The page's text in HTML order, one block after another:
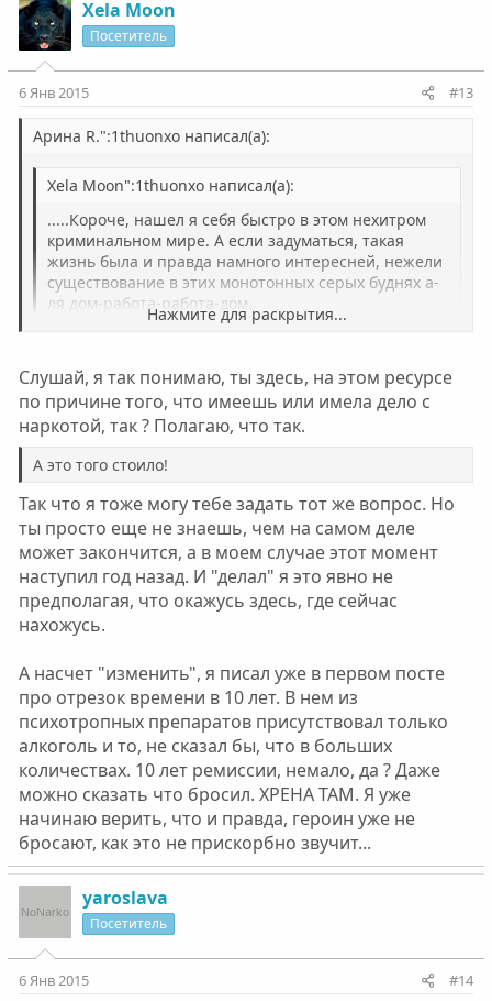
Xela Moon
Посетитель
6 Янв 2015 #13
Арина R.":1thuonxo написал(а):
Xela Moon":1thuonxo написал(а):
.....Короче, нашел я себя быстро в этом нехитром
криминальном мире. А если задуматься, такая
жизнь была и правда намного интересней, нежели
существование в этих монотонных серых буднях а-
ля дом-работа-работа-дом.
монотонности нет. Разве только встать сесть, гулять,
спать, есть по расписанию. Ну, в туалет то, наверное,
по желанию! А это того стоило!
деле мои действия имели совсем другую
подоплеку…Не знаю, да и п....., уже все-равно
ничего не изменить – я, видимо, сделал свой
выбор.
А вот это больше похоже на правду.
На счёт "изменить" тебе виднее.
Нажмите для раскрытия...
Слушай, я так понимаю, ты здесь, на этом ресурсе
по причине того, что имеешь или имела дело с
наркотой, так ? Полагаю, что так.
А это того стоило!
Так что я тоже могу тебе задать тот же вопрос. Но
ты просто еще не знаешь, чем на самом деле
может закончится, а в моем случае этот момент
наступил год назад. И "делал" я это явно не
предполагая, что окажусь здесь, где сейчас
нахожусь.
А насчет "изменить", я писал уже в первом посте
про отрезок времени в 10 лет. В нем из
психотропных препаратов присутствовал только
алкоголь и то, не сказал бы, что в больших
количествах. 10 лет ремиссии, немало, да ? Даже
можно сказать что бросил. ХРЕНА ТАМ. Я уже
начинаю верить, что и правда, героин уже не
бросают, как это не прискорбно звучит...
yaroslava
Посетитель
6 Янв 2015 #14